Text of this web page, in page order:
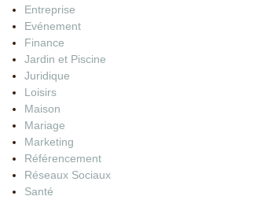
Entreprise
Evénement
Finance
Jardin et Piscine
Juridique
Loisirs
Maison
Mariage
Marketing
Référencement
Réseaux Sociaux
Santé